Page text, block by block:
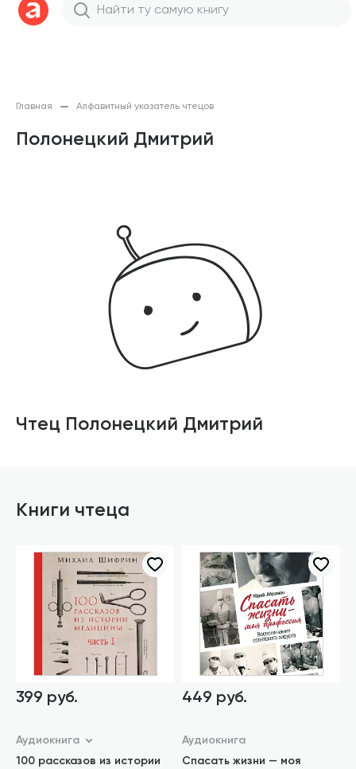
Главная Алфавитный указатель чтецов
Полонецкий Дмитрий
Чтец Полонецкий Дмитрий
Книги чтеца
399 руб.
Аудиокнига
100 рассказов из истории
449 руб.
Аудиокнига
Спасать жизни — моя